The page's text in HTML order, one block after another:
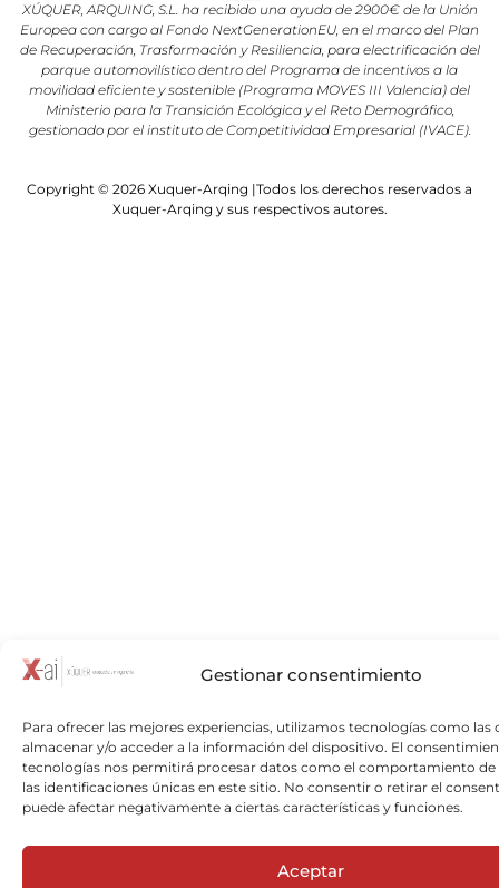
Gestionar consentimiento
Para ofrecer las mejores experiencias, utilizamos tecnologías como las
almacenar y/o acceder a la información del dispositivo. El
tecnologías nos permitirá procesar datos como el comportamiento de
las identificaciones únicas en este sitio. No consentir o retirar el
puede afectar negativamente a ciertas características y funciones.
Aceptar
XÚQUER, ARQUING, S.L. ha recibido una ayuda de 2900€ de la Unión
Europea con cargo al Fondo NextGenerationEU, en el marco del Plan
de Recuperación, Trasformación y Resiliencia, para electrificación del
parque automovilístico dentro del Programa de incentivos a la
movilidad eficiente y sostenible (Programa MOVES III Valencia) del
Ministerio para la Transición Ecológica y el Reto Demográfico,
gestionado por el instituto de Competitividad Empresarial (IVACE).
Copyright © 2026 Xuquer-Arqing |Todos los derechos reservados a
Xuquer-Arqing y sus respectivos autores.